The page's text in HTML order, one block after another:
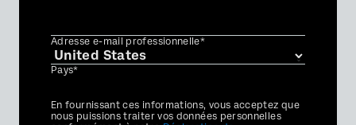
Adresse e-mail professionnelle*
Pays*
Privacy
Optin
En fournissant ces informations, vous acceptez que
nous puissions traiter vos données personnelles